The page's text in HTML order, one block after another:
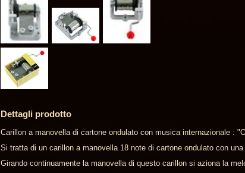
Dettagli prodotto
Carillon a manovella di cartone ondulato con musica internazionale :
Si tratta di un carillon a manovella 18 note di cartone ondulato con
Girando continuamente la manovella di questo carillon si aziona la